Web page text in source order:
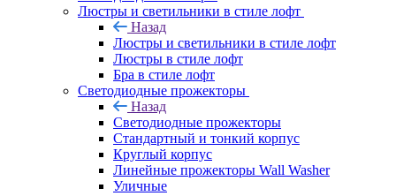
Люстры и светильники в стиле лофт
Назад
Люстры и светильники в стиле лофт
Люстры в стиле лофт
Бра в стиле лофт
Светодиодные прожекторы
Назад
Светодиодные прожекторы
Стандартный и тонкий корпус
Круглый корпус
Линейные прожекторы Wall Washer
Уличные